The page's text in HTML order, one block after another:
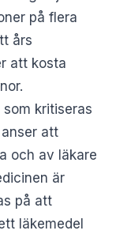
på flera
års
att kosta
kritiseras
att
och av läkare
är
på att
läkemedel